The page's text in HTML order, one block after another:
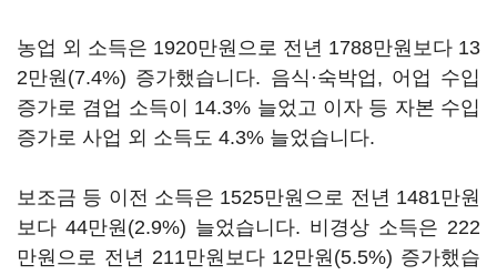
농업 외 소득은 1920만원으로 전년 1788만원보다 13
2만원(7.4%) 증가했습니다. 음식·숙박업, 어업 수입
증가로 겸업 소득이 14.3% 늘었고 이자 등 자본 수입
증가로 사업 외 소득도 4.3% 늘었습니다.
보조금 등 이전 소득은 1525만원으로 전년 1481만원
보다 44만원(2.9%) 늘었습니다. 비경상 소득은 222
만원으로 전년 211만원보다 12만원(5.5%) 증가했습